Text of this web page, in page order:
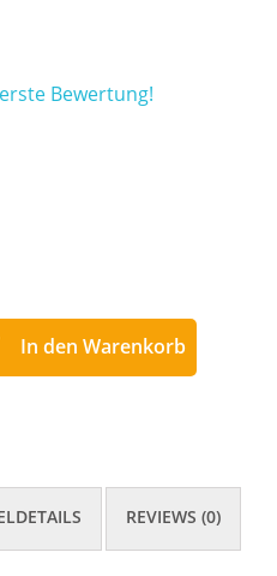
Bewertung!
In den Warenkorb
REVIEWS (0)